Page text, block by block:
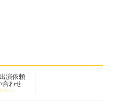
演依頼
合わせ